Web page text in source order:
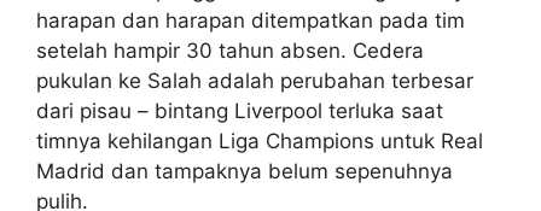
harapan dan harapan ditempatkan pada tim
setelah hampir 30 tahun absen. Cedera
pukulan ke Salah adalah perubahan terbesar
dari pisau – bintang Liverpool terluka saat
timnya kehilangan Liga Champions untuk Real
Madrid dan tampaknya belum sepenuhnya
pulih.